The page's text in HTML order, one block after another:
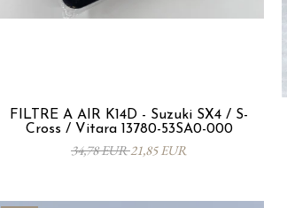
FILTRE À AIR K14D - Suzuki SX4 / S-
Cross / Vitara 13780-53SA0-000
34,78 EUR21,85 EUR